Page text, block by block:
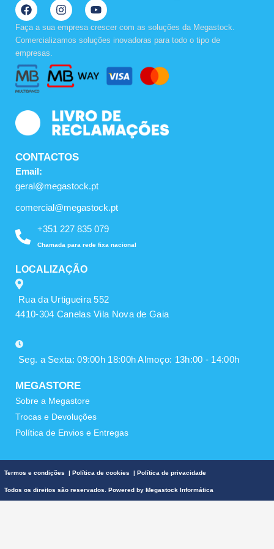
F
a
c
e
o
o
k
I
n
s
t
r
a
m
Y
o
u
t
u
e
Faça a sua empresa crescer com as soluções da Megastock.
Comercializamos soluções inovadoras para todo o tipo de
empresas.
CONTACTOS
Email:
geral@megastock.pt
comercial@megastock.pt
+351 227 835 079
Chamada para rede fixa nacional
LOCALIZAÇÃO
Rua da Urtigueira 552
4410-304 Canelas Vila Nova de Gaia
Seg. a Sexta: 09:00h 18:00h Almoço: 13h:00 - 14:00h
MEGASTORE
Sobre a Megastore
Trocas e Devoluções
Política de Envios e Entregas
Termos e condições | Política de cookies | Política de privacidade
Todos os direitos são reservados. Powered by Megastock Informática